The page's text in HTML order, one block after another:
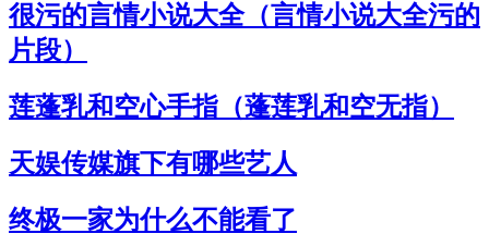
很污的言情小说大全（言情小说大全污的
片段）
莲蓬乳和空心手指（蓬莲乳和空无指）
天娱传媒旗下有哪些艺人
终极一家为什么不能看了